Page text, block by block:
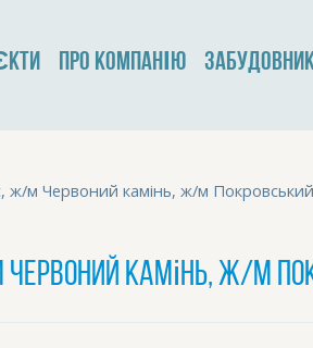
ПРО КОМПАНІЮ
ж/м Червоний камінь, ж/м
камінь, ж/м